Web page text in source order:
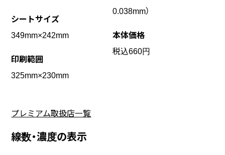
シートサイズ
349mm×242mm
印刷範囲
325mm×230mm
0.038mm）
本体価格
税込660円
プレミアム取扱店一覧
線数・濃度の表示